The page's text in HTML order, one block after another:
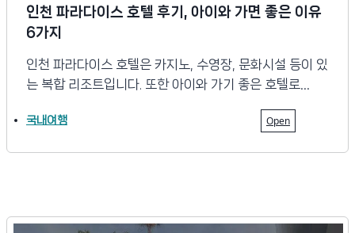
인천 파라다이스 호텔 후기, 아이와 가면 좋은 이유
6가지
인천 파라다이스 호텔은 카지노, 수영장, 문화시설 등이 있
는 복합 리조트입니다. 또한 아이와 가기 좋은 호텔로…
국내여행 Open